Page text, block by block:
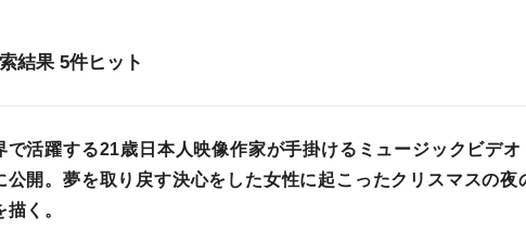
結果 5件ヒット
で活躍する21歳日本人映像作家が手掛けるミュージックビデ
公開。夢を取り戻す決心をした女性に起こったクリスマスの夜
描く。